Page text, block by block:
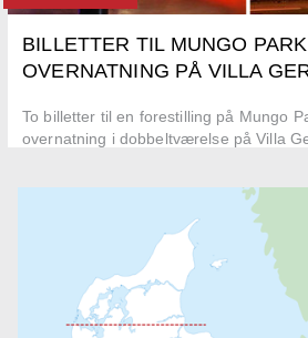
BILLETTER TIL MUNGO
OVERNATNING PÅ VILLA
To billetter til en forestilling på Mungo
overnatning i dobbeltværelse på Villa